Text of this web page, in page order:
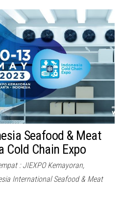
Seafood & Meat
Cold Chain Expo
: JIEXPO Kemayoran,
International Seafood & Meat